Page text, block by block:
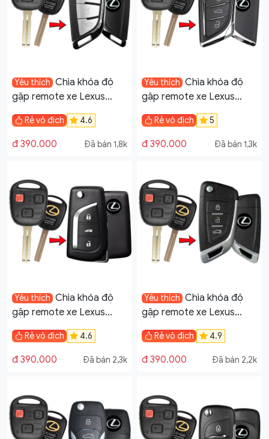
Yêu thích Chìa khóa độ
gập remote xe Lexus
LX470 GX470 3 tự học
lệnh mẫu V17
Rẻ vô địch 5
đ 390.000 Đã bán 1,3k
Yêu thích Chìa khóa độ
gập remote xe Lexus
LX470 GX470 3 tự học
lệnh mẫu V16
Rẻ vô địch 4.6
đ 390.000 Đã bán 1,8k
Yêu thích Chìa khóa độ
gập remote xe Lexus
LX470 GX470 3 tự học
lệnh mẫu V14
Rẻ vô địch 4.9
đ 390.000 Đã bán 2,2k
Yêu thích Chìa khóa độ
gập remote xe Lexus
LX470 GX470 3 tự học
lệnh mẫu V13
Rẻ vô địch 4.6
đ 390.000 Đã bán 2,3k